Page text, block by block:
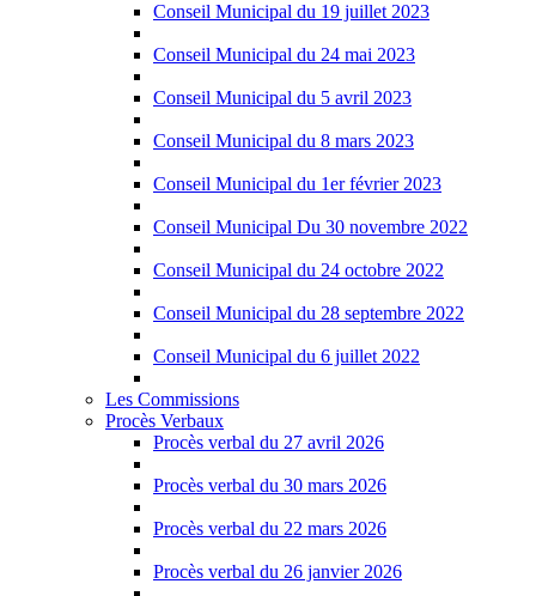
Conseil Municipal du 19 juillet 2023
Conseil Municipal du 24 mai 2023
Conseil Municipal du 5 avril 2023
Conseil Municipal du 8 mars 2023
Conseil Municipal du 1er février 2023
Conseil Municipal Du 30 novembre 2022
Conseil Municipal du 24 octobre 2022
Conseil Municipal du 28 septembre 2022
Conseil Municipal du 6 juillet 2022
Les Commissions
Procès Verbaux
Procès verbal du 27 avril 2026
Procès verbal du 30 mars 2026
Procès verbal du 22 mars 2026
Procès verbal du 26 janvier 2026